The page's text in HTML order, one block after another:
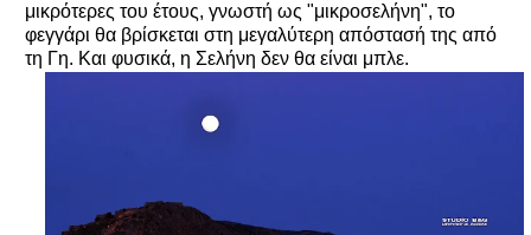
μικρότερες του έτους, γνωστή ως "μικροσελήνη", το
φεγγάρι θα βρίσκεται στη μεγαλύτερη απόστασή της από
τη Γη. Και φυσικά, η Σελήνη δεν θα είναι μπλε.